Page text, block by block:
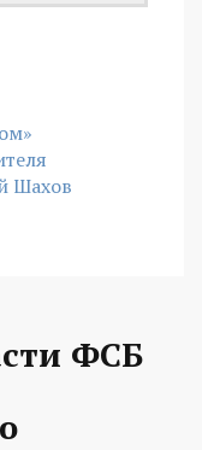
Шахов
ФСБ